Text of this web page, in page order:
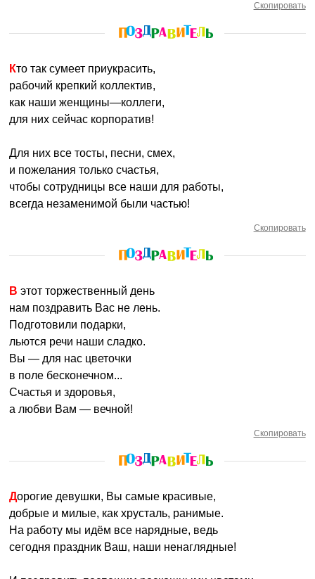
Скопировать
Кто так сумеет приукрасить,
рабочий крепкий коллектив,
как наши женщины—коллеги,
для них сейчас корпоратив!
Для них все тосты, песни, смех,
и пожелания только счастья,
чтобы сотрудницы все наши для работы,
всегда незаменимой были частью!
Скопировать
В этот торжественный день
нам поздравить Вас не лень.
Подготовили подарки,
льются речи наши сладко.
Вы — для нас цветочки
в поле бесконечном...
Счастья и здоровья,
а любви Вам — вечной!
Скопировать
Дорогие девушки, Вы самые красивые,
добрые и милые, как хрусталь, ранимые.
На работу мы идём все нарядные, ведь
сегодня праздник Ваш, наши ненаглядные!